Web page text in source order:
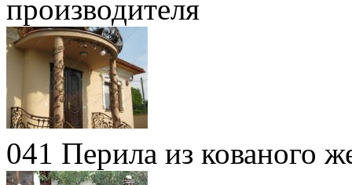
производителя
041 Перила из кованого